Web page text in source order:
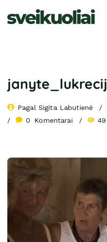
Pagal Sigita Labutienė
0
Komentarai